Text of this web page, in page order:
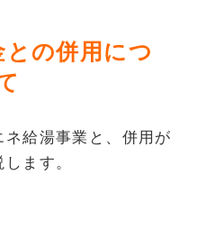
の併用につ
給湯事業と、併用が
ます。